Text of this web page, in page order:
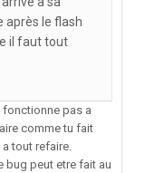
après le flash
il faut tout
fonctionne pas a
comme tu fait
tout refaire.
bug peut etre fait au